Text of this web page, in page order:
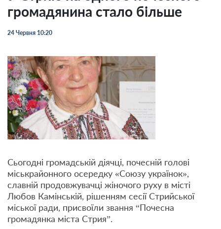
громадянина стало більше
24 Червня 10:20
Сьогодні громадській діячці, почесній голові
міськрайонного осередку «Союзу українок»,
славній продовжувачці жіночого руху в місті
Любов Камінській, рішенням сесії Стрийської
міської ради, присвоїли звання “Почесна
громадянка міста Стрия”.